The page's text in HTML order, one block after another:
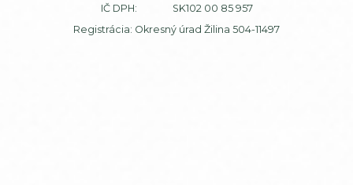
IČ DPH: SK102 00 85 957
Registrácia: Okresný úrad Žilina 504-11497